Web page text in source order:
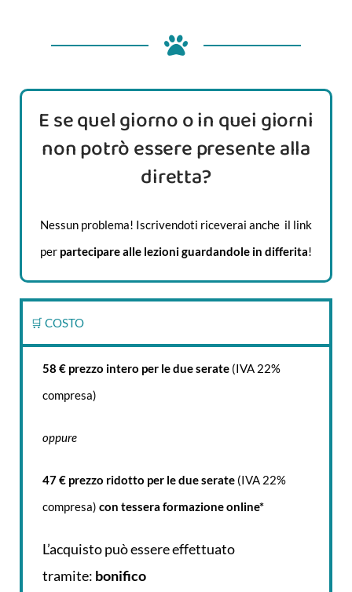
E se quel giorno o in quei giorni
non potrò essere presente alla
diretta?
Nessun problema! Iscrivendoti riceverai anche il link
per partecipare alle lezioni guardandole in differita!
🛒 COSTO
58 € prezzo intero per le due serate (IVA 22%
compresa)
oppure
47 € prezzo ridotto per le due serate (IVA 22%
compresa) con tessera formazione online*
L’acquisto può essere effettuato
tramite: bonifico